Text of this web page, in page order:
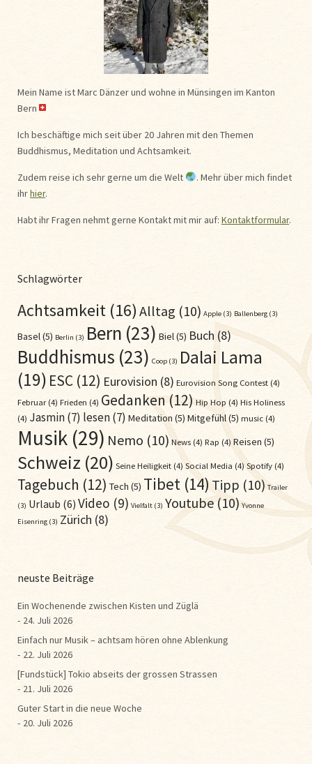
Mein Name ist Marc Dänzer und wohne in Münsingen im Kanton
Bern
Ich beschäftige mich seit über 20 Jahren mit den Themen
Buddhismus, Meditation und Achtsamkeit.
Zudem reise ich sehr gerne um die Welt
. Mehr über mich findet
ihrhier.
Habt ihr Fragen nehmt gerne Kontakt mit mir auf: Kontaktformular.
Schlagwörter
Achtsamkeit (16) Alltag (10) Apple (3) Ballenberg (3)
Basel(5) Berlin (3) Bern (23) Biel(5) Buch (8)
Buddhismus (23) Coop (3) Dalai Lama
(19) ESC (12) Eurovision (8) Eurovision Song Contest(4)
Februar(4) Frieden (4) Gedanken(12)Hip Hop (4) His Holiness
(4) Jasmin(7) lesen(7) Meditation (5) Mitgefühl(5) music(4)
Musik (29) Nemo (10) News(4) Rap (4) Reisen (5)
Schweiz (20) Seine Heiligkeit(4) Social Media (4) Spotify(4)
Tagebuch (12) Tech (5) Tibet (14)Tipp (10) Trailer
(3) Urlaub (6) Video (9) Vielfalt (3) Youtube(10) Yvonne
Eisenring (3) Zürich (8)
neuste Beiträge
Ein Wochenende zwischen Kisten und Züglä
24. Juli 2026
Einfach nur Musik – achtsam hören ohne Ablenkung
22. Juli 2026
[Fundstück] Tokio abseits der grossen Strassen
21. Juli 2026
Guter Start in die neue Woche
20. Juli 2026